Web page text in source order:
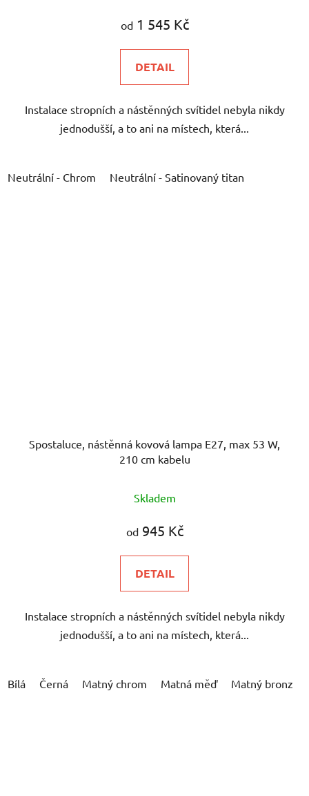
od1 545 Kč
DETAIL
Instalace stropních a nástěnných svítidel nebyla nikdy
jednodušší, a to ani na místech, která...
Neutrální - Chrom Neutrální - Satinovaný titan
Spostaluce, nástěnná kovová lampa E27, max 53 W,
210 cm kabelu
Skladem
od945 Kč
DETAIL
Instalace stropních a nástěnných svítidel nebyla nikdy
jednodušší, a to ani na místech, která...
Bílá Černá Matný chrom Matná měď Matný bronz